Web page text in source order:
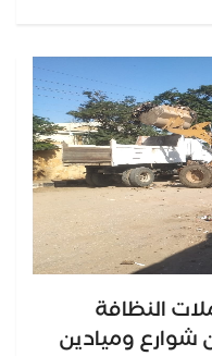
النظافة
شوارع وميادين